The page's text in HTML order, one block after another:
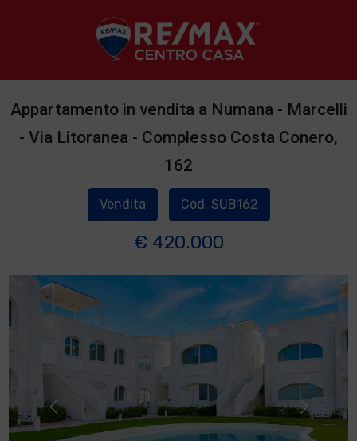
Appartamento in vendita a Numana - Marcelli
- Via Litoranea - Complesso Costa Conero,
162
Vendita Cod. SUB162
€ 420.000